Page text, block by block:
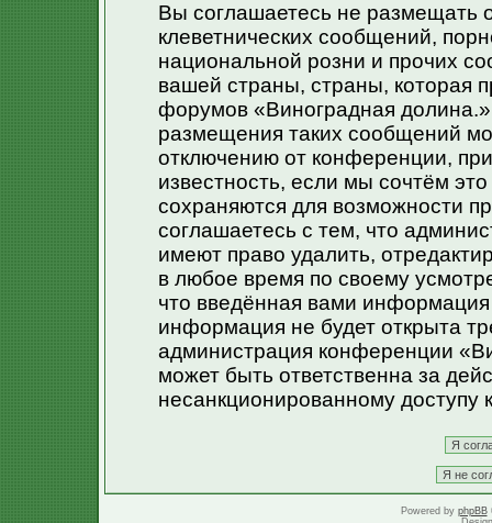
Вы соглашаетесь не размещать
клеветнических сообщений,
национальной розни и прочих
вашей страны, страны, которая
форумов «Виноградная
размещения таких сообщений
отключению от конференции,
известность, если мы сочтём
сохраняются для возможности
соглашаетесь с тем, что
имеют право удалить,
в любое время по своему
что введённая вами
информация не будет открыта
администрация конференции
может быть ответственна за
несанкционированному доступу
Powered by phpBB